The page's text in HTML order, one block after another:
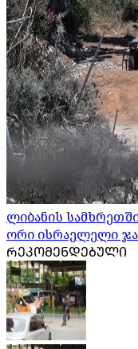
ლიბანის
ორი ისრაელელი
ᲠᲔᲙᲝᲛᲔᲜᲓᲔᲑᲣᲚᲘ